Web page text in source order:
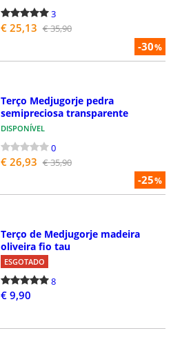
-30%
3
€ 25,13 € 35,90
-25%
Terço Medjugorje pedra
semipreciosa transparente
DISPONÍVEL
0
€ 26,93 € 35,90
Terço de Medjugorje madeira
oliveira fio tau
ESGOTADO
8
€ 9,90